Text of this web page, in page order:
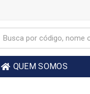
QUEM SOMOS